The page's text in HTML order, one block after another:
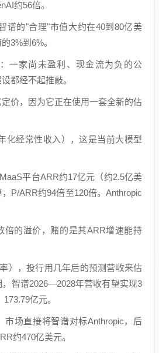
约56倍。
谱的"合理"市值大约在40到80亿美
3%到6%。
一家尚未盈利、现金流为负的公
都经不起推敲。
价，因为它正在使用一套全新的估
化经常性收入），这是当前大模型
平台ARR约17亿元（约2.5亿美
P/ARR约94倍至120倍。Anthropic
倍的溢价，赌的是其ARR增速能持
），投行用几年后的预测营收来估
智谱2026—2028年营收有望实现3
亿元。
市场直接将智谱对标Anthropic，后
约470亿美元。